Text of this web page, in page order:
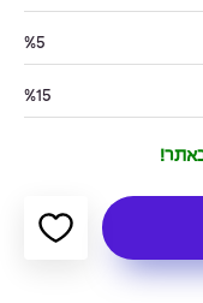
%5
%15
באתר!